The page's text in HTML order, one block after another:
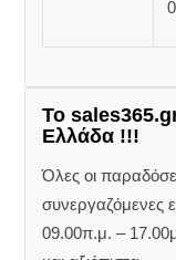
Το
Ελλάδα !!!
Όλες οι
συνεργαζόμενες
09.00π.μ. –